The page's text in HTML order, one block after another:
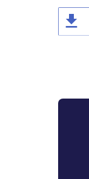
file_download